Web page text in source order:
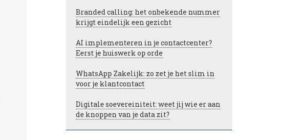
Branded calling: het onbekende nummer
krijgt eindelijk een gezicht
AI implementeren in je contactcenter?
Eerst je huiswerk op orde
WhatsApp Zakelijk: zo zet je het slim in
voor je klantcontact
Digitale soevereiniteit: weet jij wie er aan
de knoppen van je data zit?